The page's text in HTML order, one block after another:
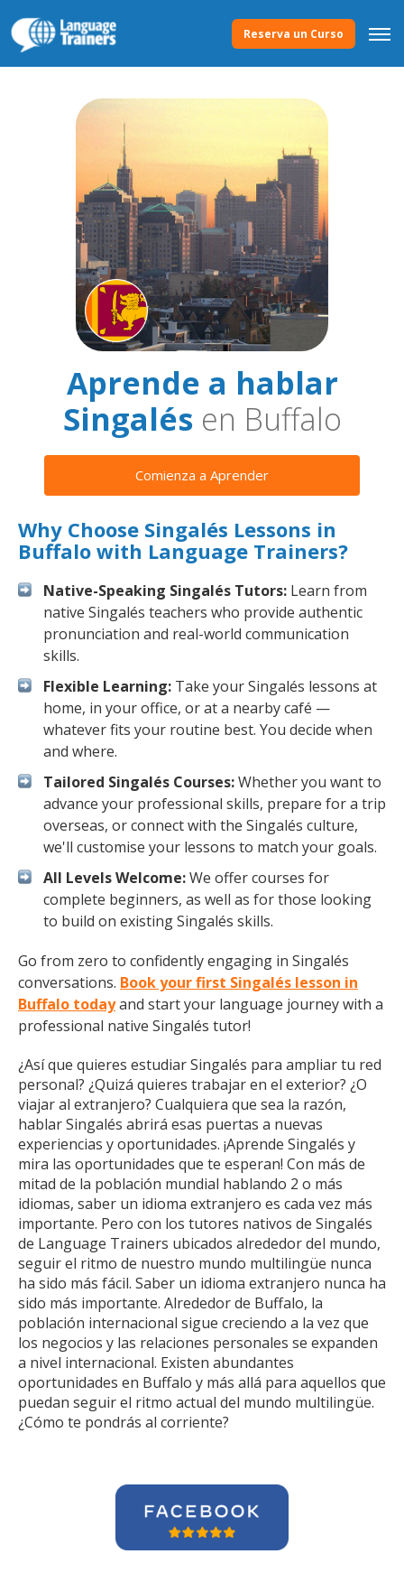
Reserva un Curso
Aprende a hablar
Singalésen Buffalo
Comienza a Aprender
Why Choose Singalés Lessons in
Buffalo with Language Trainers?
Native-Speaking Singalés Tutors: Learn from
native Singalés teachers who provide authentic
pronunciation and real-world communication
skills.
Flexible Learning: Take your Singalés lessons at
home, in your office, or at a nearby café —
whatever fits your routine best. You decide when
and where.
Tailored Singalés Courses:Whether you want to
advance your professional skills, prepare for a trip
overseas, or connect with the Singalés culture,
we'll customise your lessons to match your goals.
All Levels Welcome:We offer courses for
complete beginners, as well as for those looking
to build on existing Singalés skills.
Go from zero to confidently engaging in Singalés
conversations. Book your first Singalés lesson in
Buffalo todayand start your language journey with a
professional native Singalés tutor!
¿Así que quieres estudiar Singalés para ampliar tu red
personal? ¿Quizá quieres trabajar en el exterior? ¿O
viajar al extranjero? Cualquiera que sea la razón,
hablar Singalés abrirá esas puertas a nuevas
experiencias y oportunidades. ¡Aprende Singalés y
mira las oportunidades que te esperan! Con más de
mitad de la población mundial hablando 2 o más
idiomas, saber un idioma extranjero es cada vez más
importante. Pero con los tutores nativos de Singalés
de Language Trainers ubicados alrededor del mundo,
seguir el ritmo de nuestro mundo multilingüe nunca
ha sido más fácil. Saber un idioma extranjero nunca ha
sido más importante. Alrededor de Buffalo, la
población internacional sigue creciendo a la vez que
los negocios y las relaciones personales se expanden
a nivel internacional. Existen abundantes
oportunidades en Buffalo y más allá para aquellos que
puedan seguir el ritmo actual del mundo multilingüe.
¿Cómo te pondrás al corriente?